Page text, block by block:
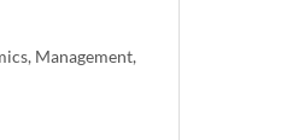
Management,